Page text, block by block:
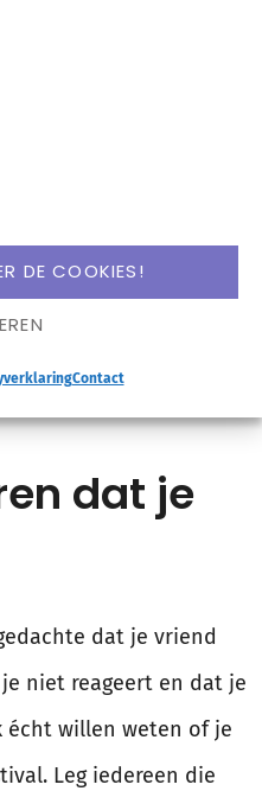
DE COOKIES!
Contact
je het weet ben je
met jezelf af op
en doe voor
dat je
dat je vriend
niet reageert en dat je
willen weten of je
Leg iedereen die